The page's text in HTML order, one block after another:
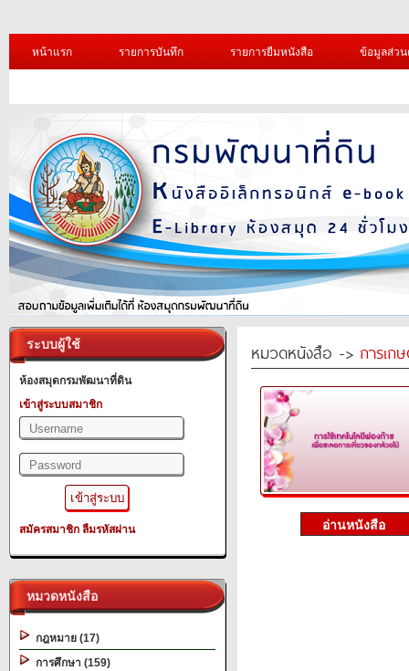
หน้าแรก รายการบันทึก รายการยืมหนังสือ ข้อมูลส่ว
ระบบผู้ใช้
ห้องสมุดกรมพัฒนาที่ดิน
เข้าสู่ระบบสมาชิก
สมัครสมาชิก ลืมรหัสผ่าน
หมวดหนังสือ
กฎหมาย (17)
การศึกษา (159)
หมวดหนังสือ -> การเก